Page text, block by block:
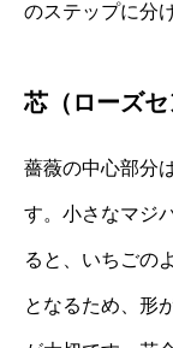
のステップに分
芯（ローズ
薔薇の中心部分
す。小さなマジ
ると、いちごの
となるため、形